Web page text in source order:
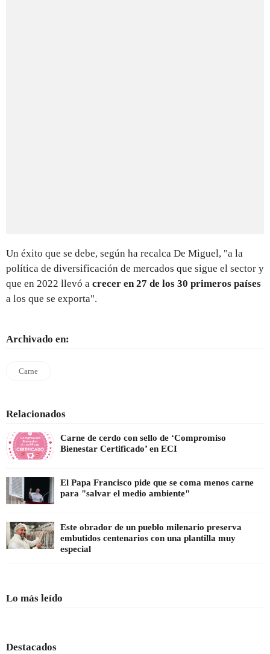
Un éxito que se debe, según ha recalca De Miguel, "a la
política de diversificación de mercados que sigue el sector y
que en 2022 llevó a crecer en 27 de los 30 primeros países
a los que se exporta".
Archivado en:
Carne
Relacionados
Carne de cerdo con sello de ‘Compromiso
Bienestar Certificado’ en ECI
El Papa Francisco pide que se coma menos carne
para "salvar el medio ambiente"
Este obrador de un pueblo milenario preserva
embutidos centenarios con una plantilla muy
especial
Lo más leído
Destacados